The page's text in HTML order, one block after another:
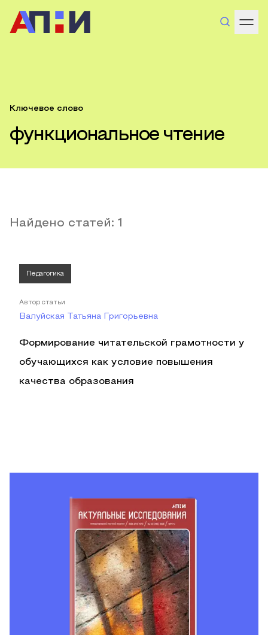
Ключевое слово
функциональное чтение
Найдено статей: 1
Педагогика
Автор статьи
Валуйская Татьяна Григорьевна
Формирование читательской грамотности у
обучающихся как условие повышения
качества образования